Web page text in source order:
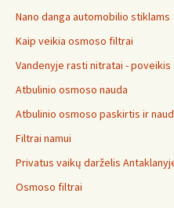
Nano danga automobilio stiklams
Kaip veikia osmoso filtrai
Vandenyje rasti nitratai - poveikis
Atbulinio osmoso nauda
Atbulinio osmoso paskirtis ir
Filtrai namui
Privatus vaikų darželis
Osmoso filtrai